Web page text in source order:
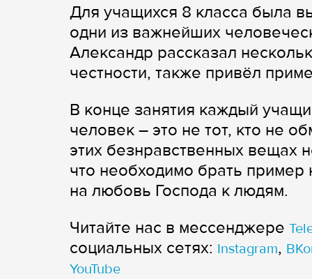
Для учащихся 8 класса была
одни из важнейших
Александр рассказал
честности, также привёл
В конце занятия каждый
человек – это не тот, кто не
этих безнравственных вещах
что необходимо брать пример
на любовь Господа к людям.
Читайте нас в мессенджере
cоциальных сетях: Instagram,
YouTube